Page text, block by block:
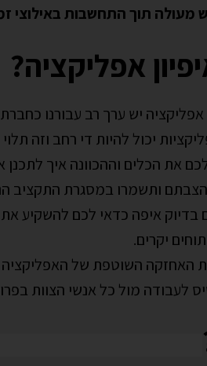
מעולה תוך התחשבות באילוצי
אפליקציה?
אפליקציה יש ערך רב עבורנו
יכול להיות די רחב וזה
את הכלים וההכוונה איך
ותשמרו במסגרת התקציב
בדיוק איפה כדאי לכם להשקיע
יקרים.
את האחזקה השוטפת של האפליקציה
לעבודה מול כל אנשי הצוות